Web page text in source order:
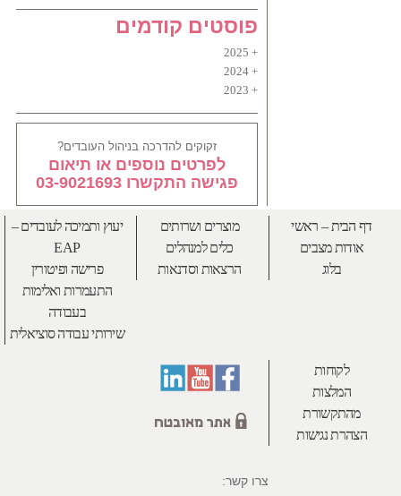
פוסטים קודמים
2025
2024
2023
זקוקים להדרכה בניהול העובדים?
לפרטים נוספים או תיאום
פגישה התקשרו 03-9021693
דף הבית – ראשי
אודות מצבים
בלוג
מוצרים ושרותים
כלים למנהלים
הרצאות וסדנאות
יעוץ ותמיכה לעובדים –
EAP
פרישה ופיטורין
התעמרות ואלימות
בעבודה
שירותי עבודה סוציאלית
לקוחות
המלצות
מהתקשורת
הצהרת נגישות
צרו קשר: